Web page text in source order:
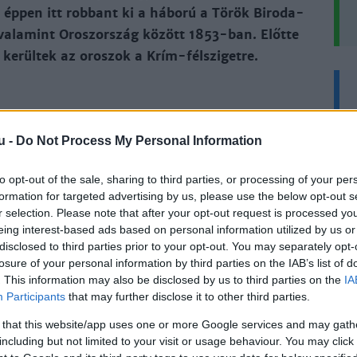
- Do Not Process My Personal Information
opt-out of the sale, sharing to third parties, or processing of your
for targeted advertising by us, please use the below opt-out
selection. Please note that after your opt-out request is processed
interest-based ads based on personal information utilized by us
to third parties prior to your opt-out. You may separately
of your personal information by third parties on the IAB’s list of
This information may also be disclosed by us to third parties on the
Participants that may further disclose it to other third parties.
that this website/app uses one or more Google services and may
but not limited to your visit or usage behaviour. You may
itt rob­bant ki a há­bo­rú a Tö­rök Bi­ro­da­
Oroszor­szág kö­zött 1853-ban. Előt­te
az oro­szok a Krím-fél­szi­get­re.
a Bal­kán és a Krí­mi Kán­ság fe­let­ti te­rü­le­tek
ten­gert, majd a Kons­tan­ti­ná­poly ál­tal el­
ten­ger­re. Oroszor­szág 1697-ben csat­la­ko­
két év múl­va el­fog­lal­ta Azov ki­kö­tő­jét, me­lyet
bé­ké­ben meg­ka­pott. Igaz, 1711-ben a si­ker­
a ki­kö­tőt. Az oro­szok megje­lené­se a Fe­ke­
ve­szélyt jel­zett Kons­tan­ti­ná­poly­nak és ha­ma­
Ka­ta­lin ugyanis a bi­ro­da­lom ha­tá­rait a Fe­ke­te-